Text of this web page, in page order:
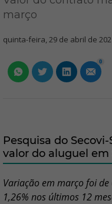
março
quinta-feira, 29 de abril de
0
Pesquisa do
valor do aluguel em
Variação em março foi
1,26% nos últimos 12